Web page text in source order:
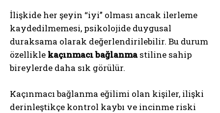
İlişkide her şeyin “iyi” olması ancak ilerleme
kaydedilmemesi, psikolojide duygusal
duraksama olarak değerlendirilebilir. Bu durum
özellikle kaçınmacı bağlanmastiline sahip
bireylerde daha sık görülür.
Kaçınmacı bağlanma eğilimi olan kişiler, ilişki
derinleştikçe kontrol kaybı ve incinme riski